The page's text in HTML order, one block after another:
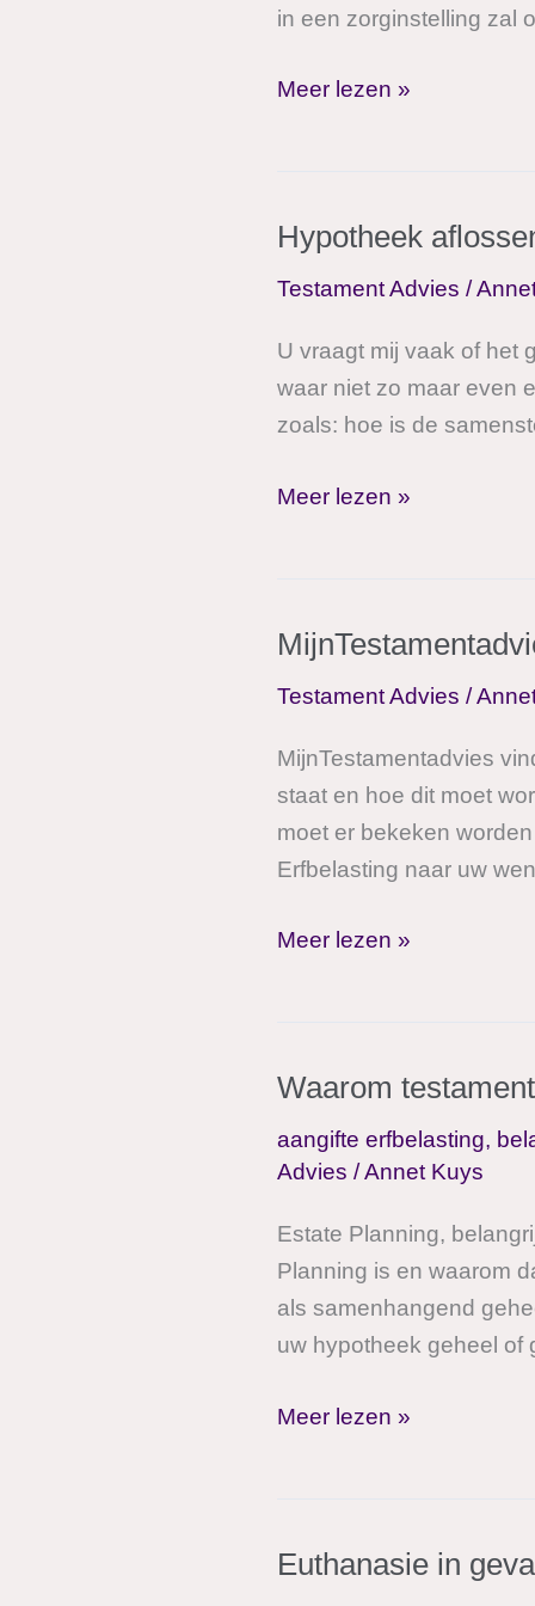
in een zorginstelling zal
De
Meer lezen »
Hypotheek
Testament Advies /
U vraagt mij vaak of het
waar niet zo maar even
zoals: hoe is de
Hypotheek
Meer lezen »
Testament Advies /
MijnTestamentadvies
staat en hoe dit moet
moet er bekeken
Erfbelasting naar uw
MijnTestamentadvies,
het
leven!
Meer lezen »
Waarom
aangifte erfbelasting,
Advies /Annet Kuys
Estate Planning,
Planning is en waarom
als samenhangend
uw hypotheek geheel of
Waarom
Meer lezen »
Euthanasie in